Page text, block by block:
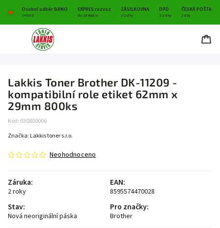
Osobní odběr BRNO EXPRES rozvoz ZÁSILKOVNA DPD ČESKÁ POŠTA
IHNED do 24 hodin 1-2 dny 1-2 dny 2 dny
Lakkis Toner Brother DK-11209 -
kompatibilní role etiket 62mm x
29mm 800ks
Kód: 030800006
Neohodnoceno
Záruka:
2 roky
EAN:
8595574470028
Stav:
Nová neoriginální páska
Pro značky:
Brother
Značka: Lakkis toner s.r.o.